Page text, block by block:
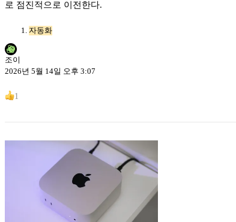
로 점진적으로 이전한다.
자동화
조이
2026년 5월 14일 오후 3:07
1